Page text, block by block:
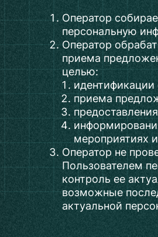
Оператор
персональную
Оператор
приема
целью:
приема
мероприятиях
Оператор не
Пользователем
контроль ее
возможные
актуальной